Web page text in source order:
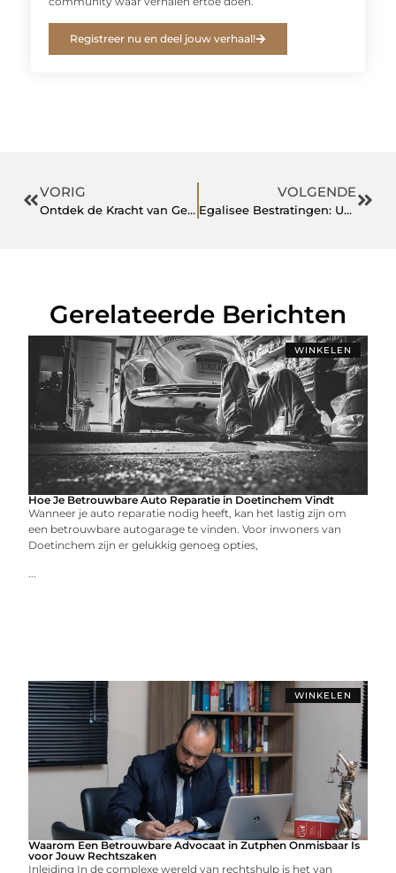
Registreer nu en deel jouw verhaal!
VORIG
Ontdek de Kracht van Gemeenschap en Gezondheid bij Sportschool Venlo
VOLGENDE
Egalisee Bestratingen: Uw partner voor tuinontwerp en bestrating
Gerelateerde Berichten
WINKELEN
Hoe Je Betrouwbare Auto Reparatie in Doetinchem Vindt
Wanneer je auto reparatie nodig heeft, kan het lastig zijn om
een betrouwbare autogarage te vinden. Voor inwoners van
Doetinchem zijn er gelukkig genoeg opties,
...
WINKELEN
Waarom Een Betrouwbare Advocaat in Zutphen Onmisbaar Is
voor Jouw Rechtszaken
Inleiding In de complexe wereld van rechtshulp is het van